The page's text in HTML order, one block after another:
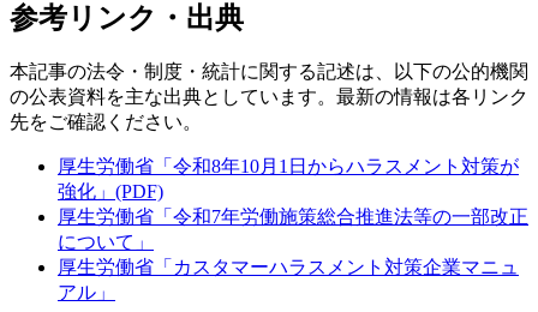
参考リンク・出典
本記事の法令・制度・統計に関する記述は、以下の公的機関
の公表資料を主な出典としています。最新の情報は各リンク
先をご確認ください。
厚生労働省「令和8年10月1日からハラスメント対策が
強化」(PDF)
厚生労働省「令和7年労働施策総合推進法等の一部改正
について」
厚生労働省「カスタマーハラスメント対策企業マニュ
アル」